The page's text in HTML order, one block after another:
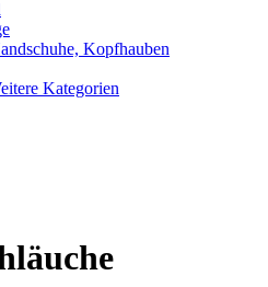
Kopfhauben
Kategorien